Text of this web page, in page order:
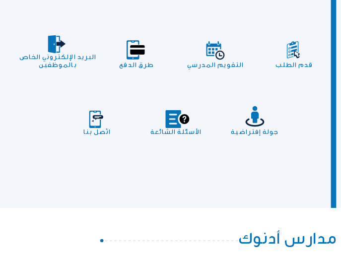
قدم الطلب التقويم المدرسي طرق الدفع
البريد الإلكتروني الخاص
بالموظفين
جولة إفتراضية الأسئلة الشائعة اتّصل بنا
مدارس أدنوك